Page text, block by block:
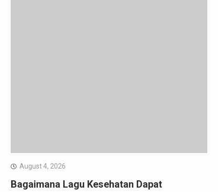
August 4, 2026
Bagaimana Lagu Kesehatan Dapat